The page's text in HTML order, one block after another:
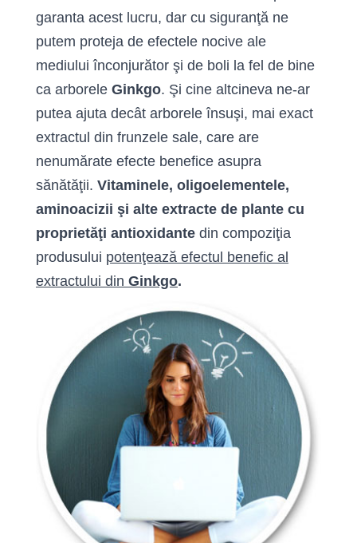
garanta acest lucru, dar cu siguranţă ne
putem proteja de efectele nocive ale
mediului înconjurător şi de boli la fel de bine
ca arborele Ginkgo. Şi cine altcineva ne-ar
putea ajuta decât arborele însuşi, mai exact
extractul din frunzele sale, care are
nenumărate efecte benefice asupra
sănătăţii. Vitaminele, oligoelementele,
aminoacizii şi alte extracte de plante cu
proprietăţi antioxidante din compoziţia
produsului potenţează efectul benefic al
extractului din Ginkgo.